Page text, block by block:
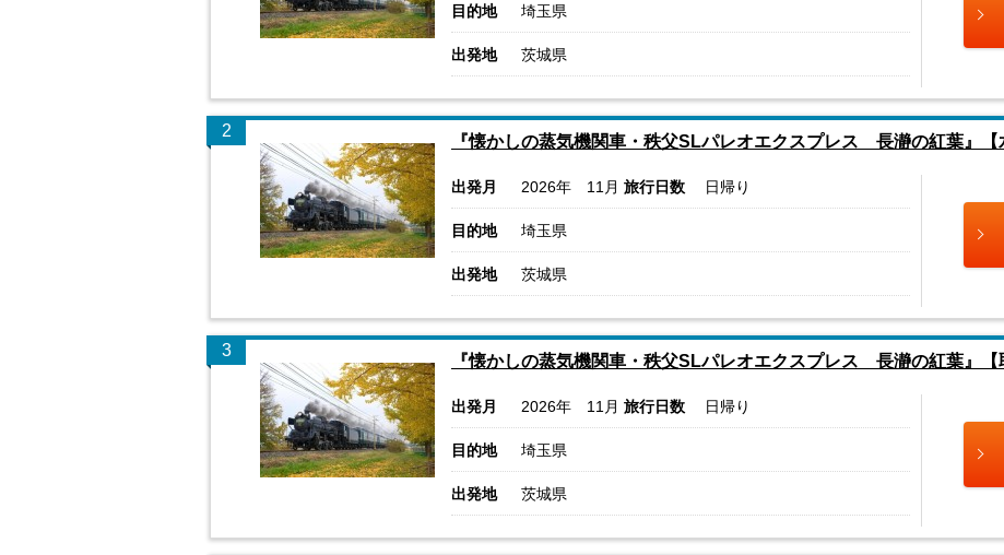
目的地 埼玉県
出発地 茨城県
2
『懐かしの蒸気機関車・秩父SLパレオエクスプレス 長瀞の紅葉』【
出発月 2026年 11月 旅行日数 日帰り
目的地 埼玉県
出発地 茨城県
3
『懐かしの蒸気機関車・秩父SLパレオエクスプレス 長瀞の紅葉』【
出発月 2026年 11月 旅行日数 日帰り
目的地 埼玉県
出発地 茨城県